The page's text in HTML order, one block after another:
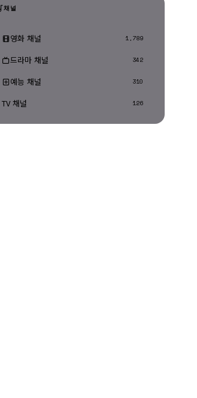
채널
영화 채널 1,789
드라마 채널 342
예능 채널 310
TV 채널 126